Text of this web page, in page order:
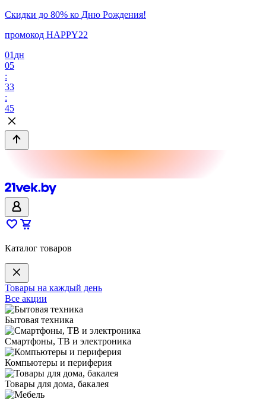
Скидки до 80% ко Дню Рождения!
промокод HAPPY22
01 дн
05
:
33
:
45
Каталог товаров
Товары на каждый день
Все акции
Бытовая техника
Смартфоны, ТВ и электроника
Компьютеры и периферия
Товары для дома, бакалея